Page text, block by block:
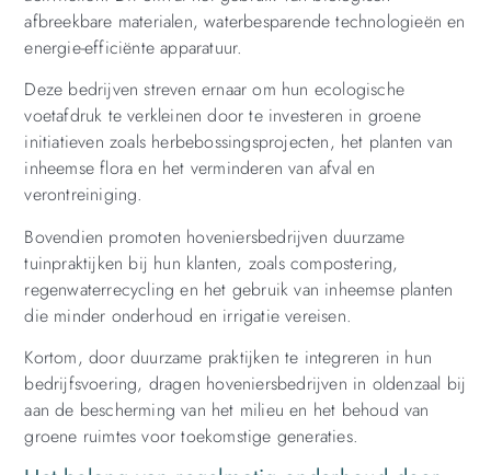
afbreekbare materialen, waterbesparende technologieën en
energie-efficiënte apparatuur.
Deze bedrijven streven ernaar om hun ecologische
voetafdruk te verkleinen door te investeren in groene
initiatieven zoals herbebossingsprojecten, het planten van
inheemse flora en het verminderen van afval en
verontreiniging.
Bovendien promoten hoveniersbedrijven duurzame
tuinpraktijken bij hun klanten, zoals compostering,
regenwaterrecycling en het gebruik van inheemse planten
die minder onderhoud en irrigatie vereisen.
Kortom, door duurzame praktijken te integreren in hun
bedrijfsvoering, dragen hoveniersbedrijven in oldenzaal bij
aan de bescherming van het milieu en het behoud van
groene ruimtes voor toekomstige generaties.